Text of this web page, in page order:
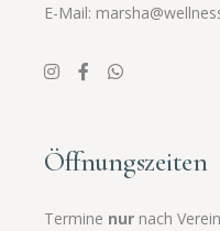
E-Mail:
Öffnungszeiten
Termine nur nach